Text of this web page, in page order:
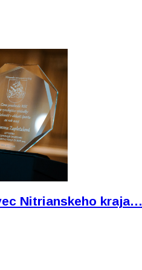
Nitrianskeho kraja…